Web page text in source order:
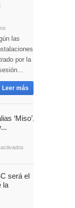
las
por la
Leer más
‘Miso’,
será el
la